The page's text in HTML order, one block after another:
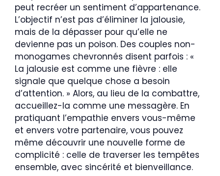
peut recréer un sentiment d’appartenance.
L’objectif n’est pas d’éliminer la jalousie,
mais de la dépasser pour qu’elle ne
devienne pas un poison. Des couples non-
monogames chevronnés disent parfois : «
La jalousie est comme une fièvre : elle
signale que quelque chose a besoin
d’attention. » Alors, au lieu de la combattre,
accueillez-la comme une messagère. En
pratiquant l’empathie envers vous-même
et envers votre partenaire, vous pouvez
même découvrir une nouvelle forme de
complicité : celle de traverser les tempêtes
ensemble, avec sincérité et bienveillance.